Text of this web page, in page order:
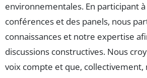
environnementales. En participant
conférences et des panels, nous
connaissances et notre expertise
discussions constructives. Nous
voix compte et que, collectivement,